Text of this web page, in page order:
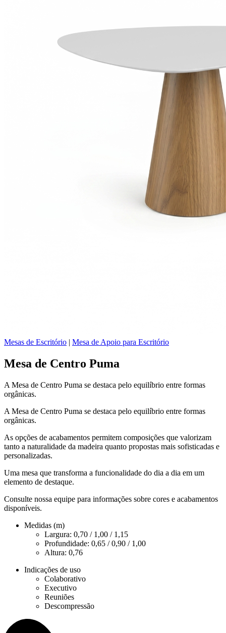
Mesas de Escritório | Mesa de Apoio para Escritório
Mesa de Centro Puma
A Mesa de Centro Puma se destaca pelo equilíbrio entre formas
orgânicas.
A Mesa de Centro Puma se destaca pelo equilíbrio entre formas
orgânicas.
As opções de acabamentos permitem composições que valorizam
tanto a naturalidade da madeira quanto propostas mais sofisticadas e
personalizadas.
Uma mesa que transforma a funcionalidade do dia a dia em um
elemento de destaque.
Consulte nossa equipe para informações sobre cores e acabamentos
disponíveis.
Medidas (m)
Largura: 0,70 / 1,00 / 1,15
Profundidade: 0,65 / 0,90 / 1,00
Altura: 0,76
Indicações de uso
Colaborativo
Executivo
Reuniões
Descompressão